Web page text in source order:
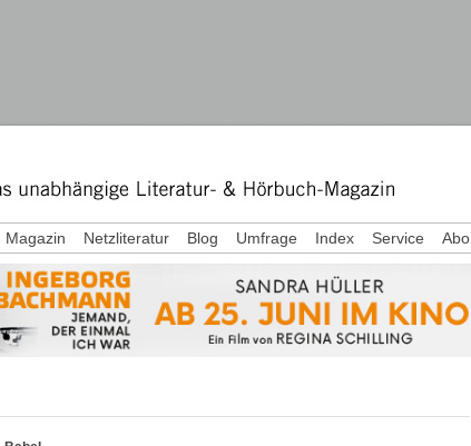
Magazin Netzliteratur Blog Umfrage Index Service Abo